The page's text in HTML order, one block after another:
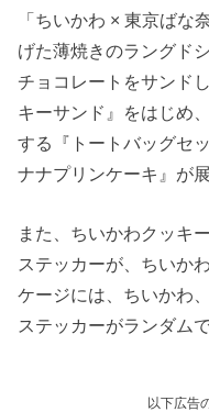
「ちいかわ × 東京ばな
げた薄焼きのラングド
チョコレートをサンド
キーサンド』をはじめ
する『トートバッグセ
ナナプリンケーキ』が
また、ちいかわクッキ
ステッカーが、ちいか
ケージには、ちいかわ
ステッカーがランダム
以下広告